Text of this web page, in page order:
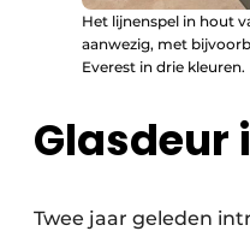
Het lijnenspel in hout
aanwezig, met
Everest in drie kleuren.
Glasdeur
Twee jaar geleden